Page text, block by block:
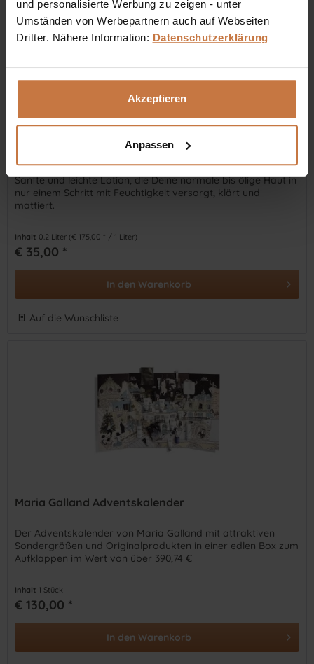
und personalisierte Werbung zu zeigen - unter
Umständen von Werbepartnern auch auf Webseiten
Dritter. Nähere Information: Datenschutzerklärung
Akzeptieren
Anpassen
62 Mattifying Hydrating Lotion
Sanfte und leichte Lotion, die Deine normale bis ölige Haut in
nur einem Schritt mit Feuchtigkeit versorgt, klärt und
mattiert.
Inhalt 0.2 Liter (€ 175,00 * / 1 Liter)
€ 35,00 *
In den Warenkorb
Auf die Wunschliste
Maria Galland Adventskalender
Der Adventskalender von Maria Galland mit attraktiven
Sondergrößen und Originalprodukten in einer edlen Box zum
Aufklappen im Wert von über 390,74 €
Inhalt 1 Stück
€ 130,00 *
In den Warenkorb